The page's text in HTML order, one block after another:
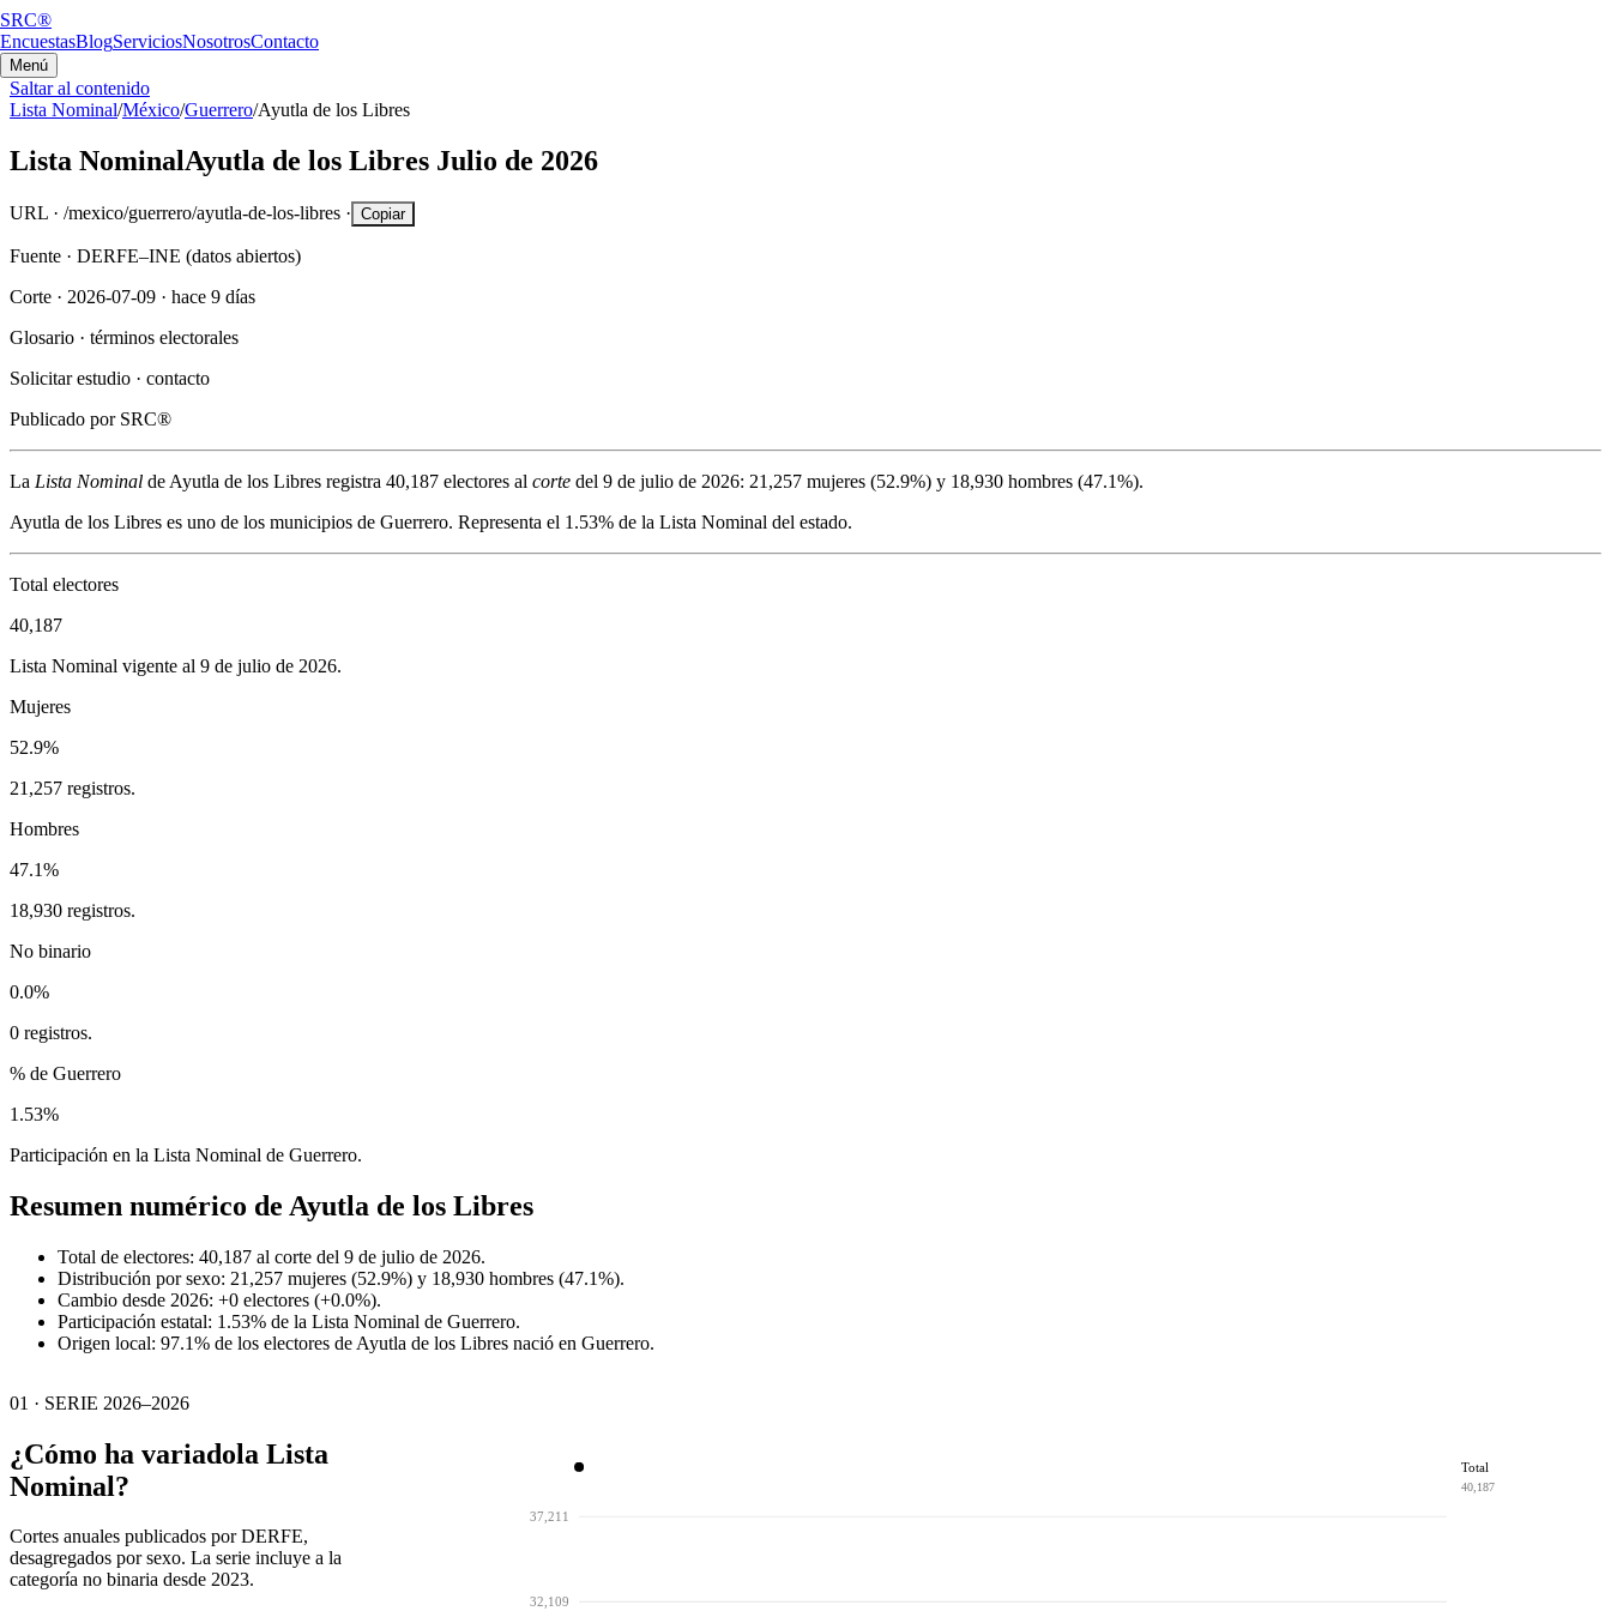
SRC®
EncuestasBlogServiciosNosotrosContacto
Menú
Saltar al contenido
Lista Nominal/México/Guerrero/Ayutla de los Libres
Lista NominalAyutla de los Libres Julio de 2026
URL · /mexico/guerrero/ayutla-de-los-libres · Copiar
Fuente · DERFE–INE (datos abiertos)
Corte · 2026-07-09 · hace 9 días
Glosario · términos electorales
Solicitar estudio · contacto
Publicado por SRC®
La Lista Nominal de Ayutla de los Libres registra 40,187 electores al corte del 9 de julio de 2026: 21,257 mujeres (52.9%) y 18,930 hombres (47.1%).
Ayutla de los Libres es uno de los municipios de Guerrero. Representa el 1.53% de la Lista Nominal del estado.
Total electores
40,187
Lista Nominal vigente al 9 de julio de 2026.
Mujeres
52.9%
21,257 registros.
Hombres
47.1%
18,930 registros.
No binario
0.0%
0 registros.
% de Guerrero
1.53%
Participación en la Lista Nominal de Guerrero.
Resumen numérico de Ayutla de los Libres
Total de electores: 40,187 al corte del 9 de julio de 2026.
Distribución por sexo: 21,257 mujeres (52.9%) y 18,930 hombres (47.1%).
Cambio desde 2026: +0 electores (+0.0%).
Participación estatal: 1.53% de la Lista Nominal de Guerrero.
Origen local: 97.1% de los electores de Ayutla de los Libres nació en Guerrero.
01 · SERIE 2026–2026
¿Cómo ha variadola Lista
Nominal?
Cortes anuales publicados por DERFE,
desagregados por sexo. La serie incluye a la
categoría no binaria desde 2023.
32,109
37,211
Total
40,187